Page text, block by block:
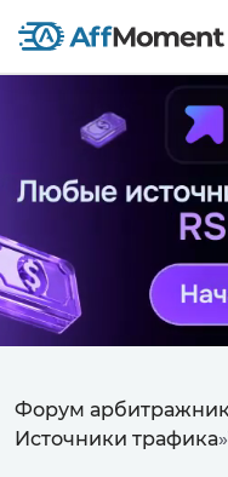
Форум
Источники трафика»